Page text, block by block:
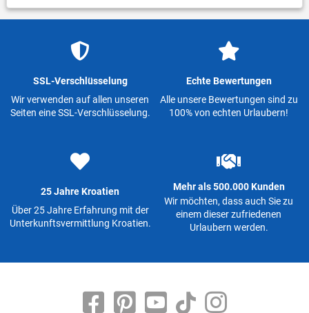
SSL-Verschlüsselung
Wir verwenden auf allen unseren
Seiten eine SSL-Verschlüsselung.
Echte Bewertungen
Alle unsere Bewertungen sind zu
100% von echten Urlaubern!
25 Jahre Kroatien
Über 25 Jahre Erfahrung mit der
Unterkunftsvermittlung Kroatien.
Mehr als 500.000 Kunden
Wir möchten, dass auch Sie zu
einem dieser zufriedenen
Urlaubern werden.